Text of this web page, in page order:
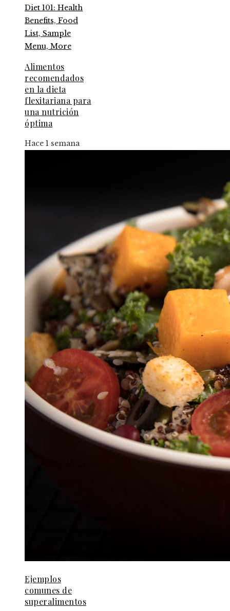
Alimentos
recomendados
en la dieta
flexitariana para
una nutrición
óptima
Hace 1 semana
Ejemplos
comunes de
superalimentos